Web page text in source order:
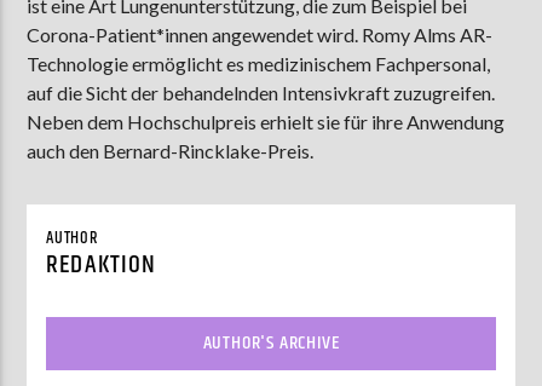
ZU HÖREN INMünster90,9 MHzSteinfurt103,9 MHz
ist eine Art Lungenunterstützung, die zum Beispiel bei
Corona-Patient*innen angewendet wird. Romy Alms AR-
Technologie ermöglicht es medizinischem Fachpersonal,
auf die Sicht der behandelnden Intensivkraft zuzugreifen.
Neben dem Hochschulpreis erhielt sie für ihre Anwendung
auch den Bernard-Rincklake-Preis.
AUTHOR
REDAKTION
AUTHOR'S ARCHIVE